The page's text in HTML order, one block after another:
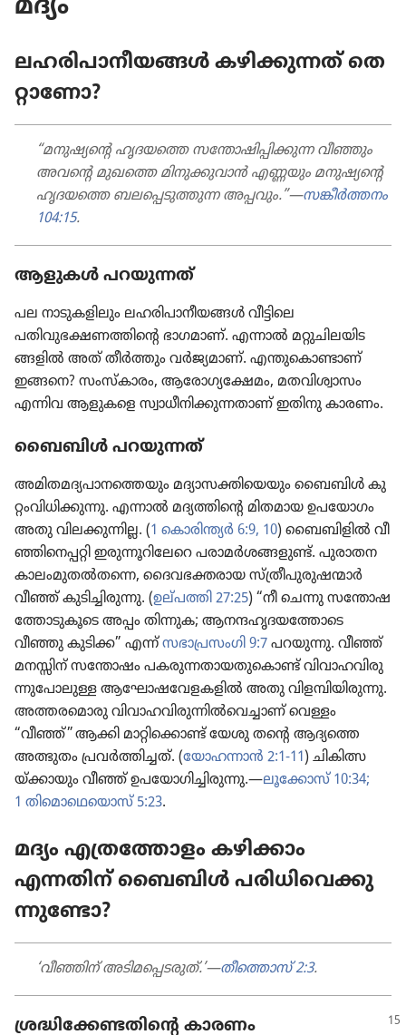
മദ്യം
ലഹരിപാനീയങ്ങൾ ക​ഴി​ക്കു​ന്നത്‌ തെ​
റ്റാ​ണോ?
“മനുഷ്യന്റെ ഹൃദയത്തെ സ​ന്തോ​ഷി​പ്പി​ക്കുന്ന വീഞ്ഞും
അവന്റെ മുഖത്തെ മി​നു​ക്കു​വാൻ എണ്ണയും മനുഷ്യന്റെ
ഹൃദയത്തെ ബ​ല​പ്പെ​ടു​ത്തുന്ന അപ്പവും.”—സ​ങ്കീർത്തനം
104:15.
ആളുകൾ പ​റ​യു​ന്നത്‌
പല നാ​ടു​ക​ളി​ലും ല​ഹ​രി​പാ​നീ​യങ്ങൾ വീട്ടിലെ
പതിവുഭക്ഷണത്തിന്റെ ഭാ​ഗ​മാണ്‌. എന്നാൽ മ​റ്റു​ചി​ല​യി​ട​
ങ്ങളിൽ അത്‌ തീർത്തും വർജ്യ​മാണ്‌. എ​ന്തു​കൊ​ണ്ടാണ്‌
ഇങ്ങനെ? സം​സ്‌കാ​രം, ആ​രോ​ഗ്യ​ക്ഷേമം, മ​ത​വി​ശ്വാ​സം
എന്നിവ ആളുകളെ സ്വാ​ധീ​നി​ക്കു​ന്ന​താണ്‌ ഇതിനു കാരണം.
ബൈബിൾ പ​റ​യു​ന്നത്‌
അ​മി​ത​മ​ദ്യ​പാ​ന​ത്തെയും മ​ദ്യാ​സ​ക്തി​യെ​യും ബൈബിൾ കു​
റ്റം​വി​ധി​ക്കു​ന്നു. എന്നാൽ മദ്യത്തിന്റെ മിതമായ ഉ​പ​യോ​ഗം
അതു വി​ല​ക്കു​ന്നില്ല. (1 ​കൊ​രി​ന്ത്യർ 6:9, 10) ബൈ​ബി​ളിൽ വീ​
ഞ്ഞി​നെപ്പറ്റി ഇ​രു​ന്നൂ​റി​ലേറെ പ​രാ​മർശ​ങ്ങ​ളുണ്ട്‌. പു​രാ​ത​ന​
കാ​ലം​മു​തൽതന്നെ, ദൈ​വ​ഭ​ക്തരായ സ്‌ത്രീ​പു​രു​ഷന്മാർ
വീഞ്ഞ്‌ കു​ടി​ച്ചി​രുന്നു. (ഉല്‌പത്തി 27:25) “നീ ചെന്നു സ​ന്തോ​ഷ​
ത്തോ​ടു​കൂടെ അപ്പം തിന്നുക; ആനന്ദഹൃദയത്തോടെ
വീഞ്ഞു കുടിക്ക” എന്ന്‌സ​ഭാ​പ്ര​സംഗി 9:7 പറയുന്നു. വീഞ്ഞ്‌
മനസ്സിന്‌ സന്തോഷം പ​ക​രു​ന്ന​താ​യ​തു​കൊണ്ട്‌ വി​വാ​ഹ​വി​രു​
ന്നു​പോ​ലുള്ള ആ​ഘോ​ഷ​വേ​ള​ക​ളിൽ അതു വി​ള​മ്പി​യി​രു​ന്നു.
അ​ത്ത​ര​മൊ​രു വി​വാ​ഹ​വി​രു​ന്നിൽവെ​ച്ചാണ്‌ വെള്ളം
“വീഞ്ഞ്‌” ആക്കി മാ​റ്റി​ക്കൊണ്ട്‌ യേശു തന്റെ ആദ്യത്തെ
അത്ഭുതം പ്ര​വർത്തി​ച്ചത്‌. (​യോ​ഹ​ന്നാൻ 2:1-11) ചി​കി​ത്സ​
യ്‌ക്കാ​യും വീഞ്ഞ്‌ ഉ​പ​യോ​ഗി​ച്ചി​രുന്നു.—ലൂ​ക്കോസ്‌ 10:34;
1 തി​മൊ​ഥെ​യൊസ്‌ 5:23.
മദ്യം എ​ത്ര​ത്തോ​ളം കഴിക്കാം
എന്നതിന്‌ ബൈബിൾ പ​രി​ധി​വെ​ക്കു​
ന്നു​ണ്ടോ?
‘വീഞ്ഞിന്‌ അ​ടി​മ​പ്പെ​ട​രുത്‌.’—തീ​ത്തൊസ്‌ 2:3.
ശ്രദ്ധിക്കേണ്ടതിന്റെ കാരണം